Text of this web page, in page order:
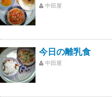
中田屋
今日の離乳食
中田屋